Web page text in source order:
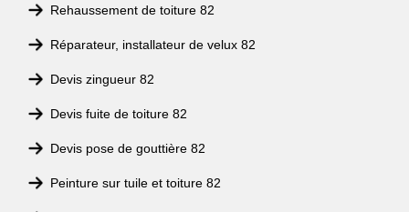
Rehaussement de toiture 82
Réparateur, installateur de velux 82
Devis zingueur 82
Devis fuite de toiture 82
Devis pose de gouttière 82
Peinture sur tuile et toiture 82